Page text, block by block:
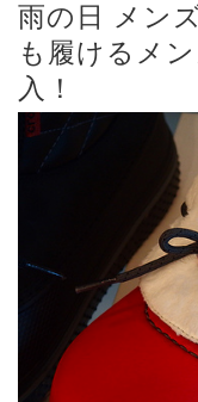
雨の日 メン
も履けるメ
入！